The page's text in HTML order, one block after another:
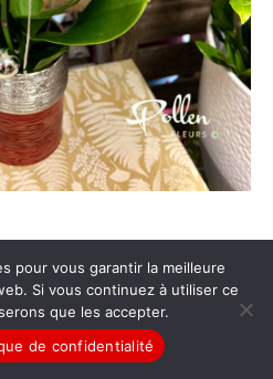
|Conditions générales de vente
confidentialité
pour vous garantir la meilleure
Si vous continuez à utiliser ce
que les accepter.
de confidentialité